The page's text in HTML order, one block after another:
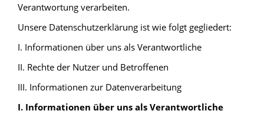
Verantwortung verarbeiten.
Unsere Datenschutzerklärung ist wie folgt gegliedert:
I. Informationen über uns als Verantwortliche
II. Rechte der Nutzer und Betroffenen
III. Informationen zur Datenverarbeitung
I. Informationen über uns als Verantwortliche